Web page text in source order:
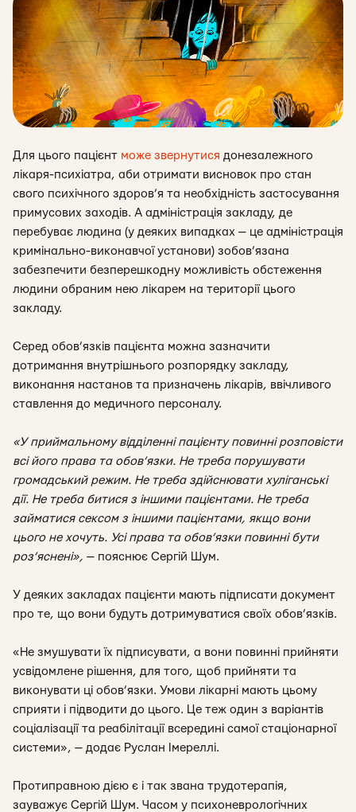
Для цього пацієнт може звернутися донезалежного
лікаря-психіатра, аби отримати висновок про стан
свого психічного здоров’я та необхідність застосування
примусових заходів. А адміністрація закладу, де
перебуває людина (у деяких випадках — це адміністрація
кримінально-виконавчої установи) зобов’язана
забезпечити безперешкодну можливість обстеження
людини обраним нею лікарем на території цього
закладу.
Серед обов’язків пацієнта можна зазначити
дотримання внутрішнього розпорядку закладу,
виконання настанов та призначень лікарів, ввічливого
ставлення до медичного персоналу.
«У приймальному відділенні пацієнту повинні розповісти
всі його права та обов’язки. Не треба порушувати
громадський режим. Не треба здійснювати хуліганські
дії. Не треба битися з іншими пацієнтами. Не треба
займатися сексом з іншими пацієнтами, якщо вони
цього не хочуть. Усі права та обов’язки повинні бути
роз’яснені», — пояснює Сергій Шум.
У деяких закладах пацієнти мають підписати документ
про те, що вони будуть дотримуватися своїх обов’язків.
« Не змушувати їх підписувати, а вони повинні прийняти
усвідомлене рішення, для того, щоб прийняти та
виконувати ці обов’язки. Умови лікарні мають цьому
сприяти і підводити до цього. Це теж один з варіантів
соціалізації та реабілітації всередині самої стаціонарної
системи», — додає Руслан Імереллі.
Протиправною дією є і так звана трудотерапія,
зауважує Сергій Шум. Часом у психоневрологічних